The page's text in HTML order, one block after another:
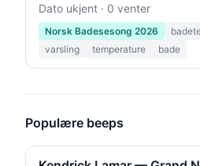
Dato ukjent · 0 venter
Norsk Badesesong 2026
varsling
temperature bade
Populære beeps